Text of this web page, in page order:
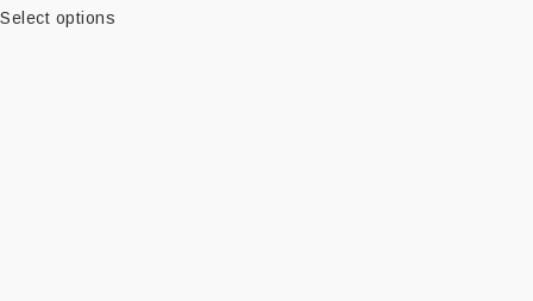
Select options